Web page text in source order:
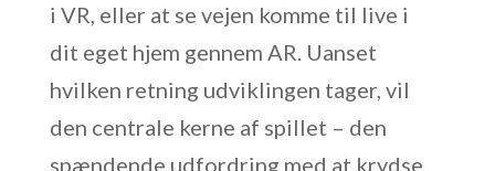
i VR, eller at se vejen komme til live i
dit eget hjem gennem AR. Uanset
hvilken retning udviklingen tager, vil
den centrale kerne af spillet – den
spændende udfordring med at krydse